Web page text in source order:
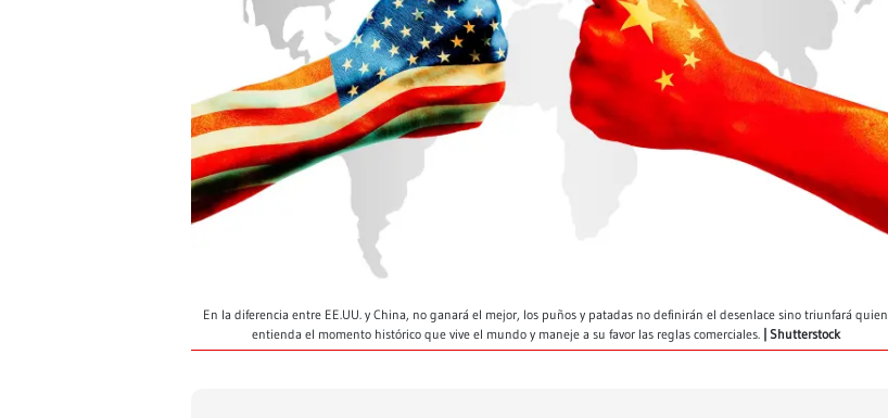
En la diferencia entre EE.UU. y China, no ganará el mejor, los puños y patadas no definirán el desenlace sino triunfará quien
entienda el momento histórico que vive el mundo y maneje a su favor las reglas comerciales.
Shutterstock